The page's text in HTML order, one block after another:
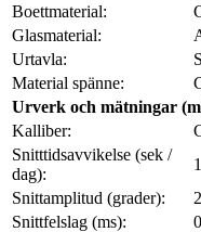
Boettmaterial:
Glasmaterial:
Urtavla:
Material spänne:
Urverk och mätningar
Kalliber:
Snitttidsavvikelse (sek /
dag):
1
Snittamplitud (grader):
Snittfelslag (ms):